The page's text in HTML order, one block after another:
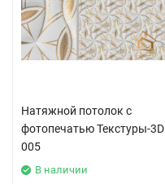
Натяжной потолок с
фотопечатью Текстуры-3D
005
В наличии